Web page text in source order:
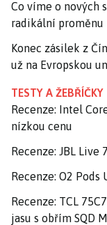
Co víme o nových
radikální proměnu
Konec zásilek z
už na Evropskou
TESTY A ŽEBŘÍČKY
Recenze: Intel
nízkou cenu
Recenze: JBL Live
Recenze: O2 Pods
Recenze: TCL
jasu s obřím SQD